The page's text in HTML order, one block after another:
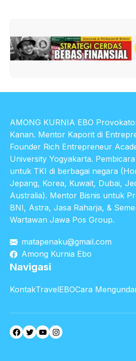
AMONG KURNIA EBO
Kanan. Mentor Kaporit di
Founder Rich Entrepreneur
University Yogyakarta.
untuk TKI di berbagai negara
Jepang, Korea, Kuwait, Dubai,
Australia). Mentor Bisnis untuk
BNI, Astra, Jasa Raharja, &
Wartawan Jawa Pos Group.
matapenaku@gmail.com
Among Kurnia Ebo
Navigasi
KontakTravelEBOCara
Facebook
TwitterYouTube
Instagram